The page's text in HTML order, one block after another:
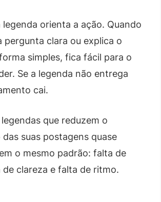
legenda orienta a ação. Quando
pergunta clara ou explica o
simples, fica fácil para o
Se a legenda não entrega
cai.
que reduzem o
suas postagens quase
o mesmo padrão: falta de
clareza e falta de ritmo.